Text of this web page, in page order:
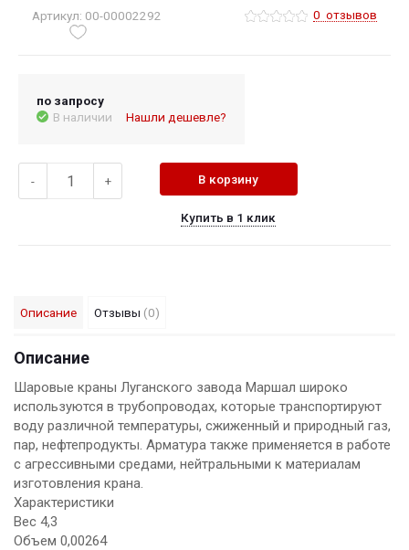
Артикул: 00-00002292 0 отзывов
по запросу
В наличии
Нашли дешевле?
- + В корзину
Купить в 1 клик
Описание Отзывы (0)
Описание
Шаровые краны Луганского завода Маршал широко
используются в трубопроводах, которые транспортируют
воду различной температуры, сжиженный и природный газ,
пар, нефтепродукты. Арматура также применяется в работе
с агрессивными средами, нейтральными к материалам
изготовления крана.
Характеристики
Вес 4,3
Объем 0,00264